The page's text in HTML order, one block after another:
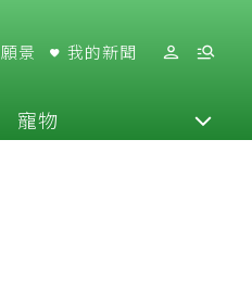
願景 我的新聞
寵物